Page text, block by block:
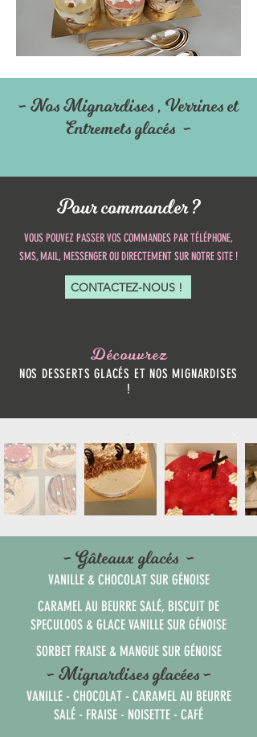
- Nos Mignardises , Verrines et
Entremets glacés -
Pour commander ?
VOUS POUVEZ PASSER VOS COMMANDES PAR TÉLÉPHONE,
SMS, MAIL, MESSENGER OU DIRECTEMENT SUR NOTRE SITE !
CONTACTEZ-NOUS !
Découvrez
NOS DESSERTS GLACÉS ET NOS MIGNARDISES
!
- Gâteaux glacés -
VANILLE & CHOCOLAT SUR GÉNOISE
CARAMEL AU BEURRE SALÉ, BISCUIT DE
SPECULOOS & GLACE VANILLE SUR GÉNOISE
SORBET FRAISE & MANGUE SUR GÉNOISE
- Mignardises glacées -
VANILLE - CHOCOLAT - CARAMEL AU BEURRE
SALÉ - FRAISE - NOISETTE - CAFÉ